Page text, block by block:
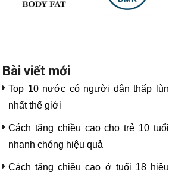
Bài viết mới
Top 10 nước có người dân thấp lùn
nhất thế giới
Cách tăng chiều cao cho trẻ 10 tuổi
nhanh chóng hiệu quả
Cách tăng chiều cao ở tuổi 18 hiệu